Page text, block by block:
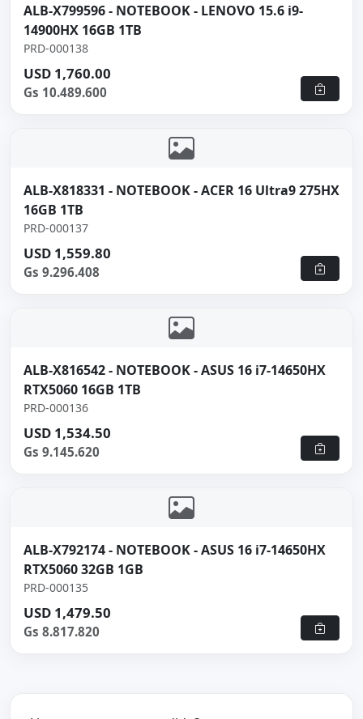
ALB-X799596 - NOTEBOOK - LENOVO 15.6 i9-
14900HX 16GB 1TB
PRD-000138
USD 1,760.00
Gs 10.489.600
ALB-X818331 - NOTEBOOK - ACER 16 Ultra9 275HX
16GB 1TB
PRD-000137
USD 1,559.80
Gs 9.296.408
ALB-X816542 - NOTEBOOK - ASUS 16 i7-14650HX
RTX5060 16GB 1TB
PRD-000136
USD 1,534.50
Gs 9.145.620
ALB-X792174 - NOTEBOOK - ASUS 16 i7-14650HX
RTX5060 32GB 1GB
PRD-000135
USD 1,479.50
Gs 8.817.820